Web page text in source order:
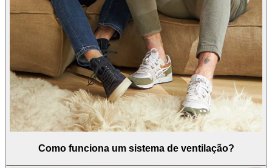
Como funciona um sistema de ventilação?